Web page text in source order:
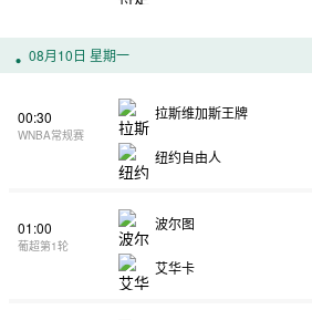
08月10日 星期一
00:30
WNBA常规赛
拉斯维加斯王牌
纽约自由人
01:00
葡超第1轮
波尔图
艾华卡